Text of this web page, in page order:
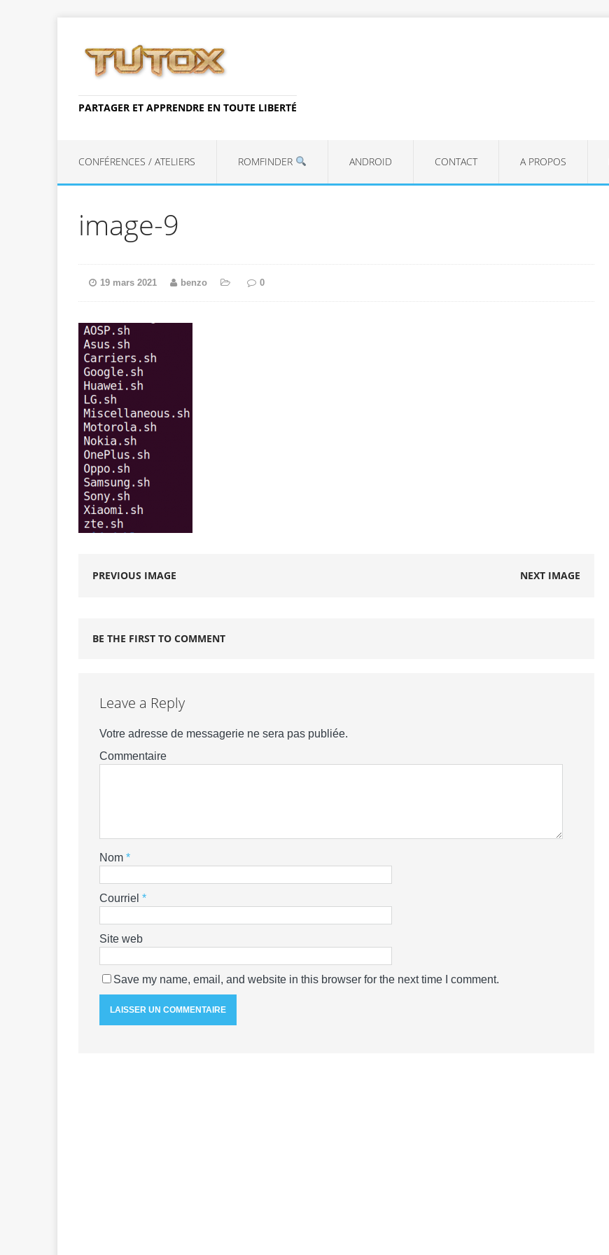
PARTAGER ET APPRENDRE EN TOUTE LIBERTÉ
CONFÉRENCES / ATELIERS ROMFINDER ANDROID CONTACT A PROPOS
image-9
19 mars 2021 benzo 0
PREVIOUS IMAGE NEXT IMAGE
BE THE FIRST TO COMMENT
Leave a Reply
Votre adresse de messagerie ne sera pas publiée.
Commentaire
Nom *
Courriel *
Site web
Save my name, email, and website in this browser for the next time I comment.